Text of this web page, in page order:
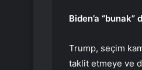
Biden’a “bunak”
Trump, seçim
taklit etmeye ve